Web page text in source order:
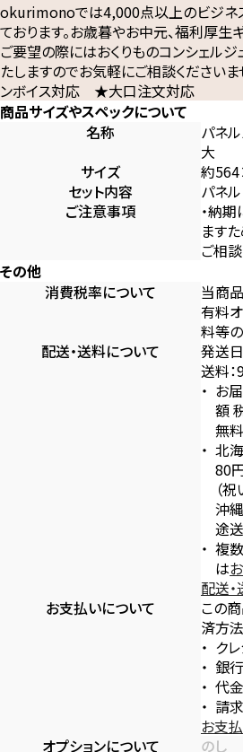
okurimonoでは4,000点以上のビジネ
ております。お歳暮やお中元、福利厚生
ご要望の際にはおくりものコンシェル
たしますのでお気軽にご相談くださ
ンボイス対応 ★大口注文対応
商品サイズやスペックについて
名称
パネ
大
サイズ
約
セット内容
パネ
ご注意事項
・納
ます
ご相談
その他
消費税率について
当商
有料
料等
配送・送料について
発送
送料：
お
額
無料
北
80
（
沖
途
複
は
配送
お支払いについて
この
済方
ク
銀
代
請
お支
オプションについて
のし